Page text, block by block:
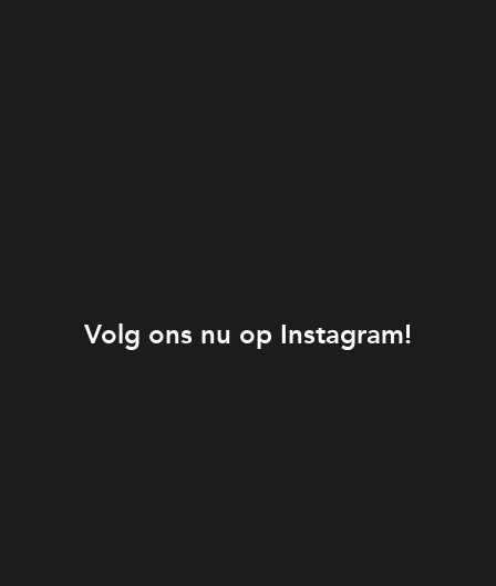
Volg ons nu op Instagram!